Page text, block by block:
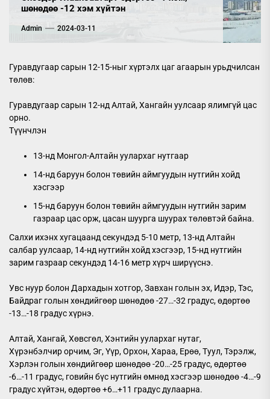
шөнөдөө -12 хэм хүйтэн
Admin 2024-03-11
Гуравдугаар сарын 12-15-ныг хүртэлх цаг агаарын урьдчилсан
төлөв:
Гуравдугаар сарын 12-нд Алтай, Хангайн уулсаар ялимгүй цас
орно.
Түүнчлэн
13-нд Монгол-Алтайн уулархаг нутгаар
14-нд баруун болон төвийн аймгуудын нутгийн хойд
хэсгээр
15-нд баруун болон төвийн аймгуудын нутгийн зарим
газраар цас орж, цасан шуурга шуурах төлөвтэй байна.
Салхи ихэнх хугацаанд секундэд 5-10 метр, 13-нд Алтайн
салбар уулсаар, 14-нд нутгийн хойд хэсгээр, 15-нд нутгийн
зарим газраар секундэд 14-16 метр хүрч ширүүснэ.
Увс нуур болон Дархадын хотгор, Завхан голын эх, Идэр, Тэс,
Байдраг голын хөндийгөөр шөнөдөө -27…-32 градус, өдөртөө
-13…-18 градус хүрнэ.
Алтай, Хангай, Хөвсгөл, Хэнтийн уулархаг нутаг,
Хүрэнбэлчир орчим, Эг, Үүр, Орхон, Хараа, Ерөө, Туул, Тэрэлж,
Хэрлэн голын хөндийгөөр шөнөдөө -20…-25 градус, өдөртөө
-6…-11 градус, говийн бүс нутгийн өмнөд хэсгээр шөнөдөө -4…-9
градус хүйтэн, өдөртөө +6…+11 градус дулаарна.